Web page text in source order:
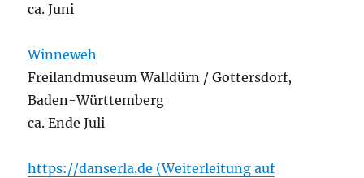
ca. Juni
Winneweh
Freilandmuseum Walldürn / Gottersdorf,
Baden-Württemberg
ca. Ende Juli
https://danserla.de (Weiterleitung auf